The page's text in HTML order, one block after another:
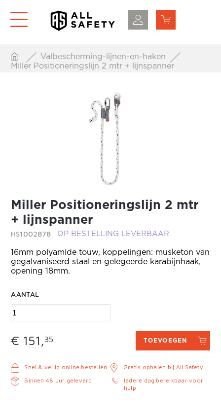
Valbescherming-lijnen-en-haken
Miller Positioneringslijn 2 mtr + lijnspanner
Miller Positioneringslijn 2 mtr
+ lijnspanner
HS1002878 OP BESTELLING LEVERBAAR
16mm polyamide touw, koppelingen: musketon van
gegalvaniseerd staal en gelegeerde karabijnhaak,
opening 18mm.
AANTAL
€ 151,35 TOEVOEGEN
Snel & veilig online bestellen
Binnen 48 uur geleverd
Gratis ophalen bij All Safety
Iedere dag bereikbaar voor
hulp